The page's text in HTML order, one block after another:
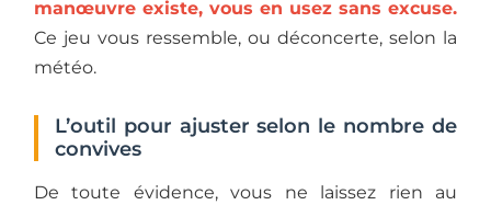
manœuvre existe, vous en usez sans excuse.
Ce jeu vous ressemble, ou déconcerte, selon la
météo.
L’outil pour ajuster selon le nombre de
convives
De toute évidence, vous ne laissez rien au